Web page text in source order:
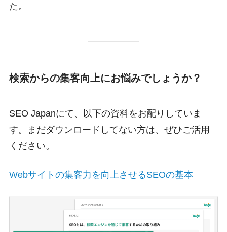
た。
検索からの集客向上にお悩みでしょうか？
SEO Japanにて、以下の資料をお配りしていま
す。まだダウンロードしてない方は、ぜひご活用
ください。
Webサイトの集客力を向上させるSEOの基本